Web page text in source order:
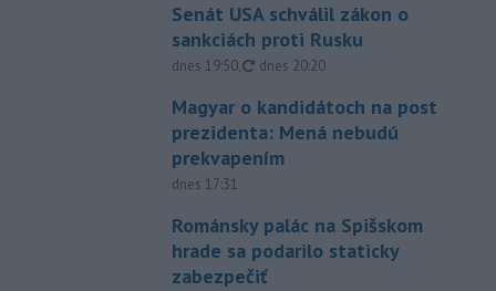
Senát USA schválil zákon o
sankciách proti Rusku
dnes 19:50, aktualizované
dnes 20:20
Magyar o kandidátoch na post
prezidenta: Mená nebudú
prekvapením
dnes 17:31
Románsky palác na Spišskom
hrade sa podarilo staticky
zabezpečiť